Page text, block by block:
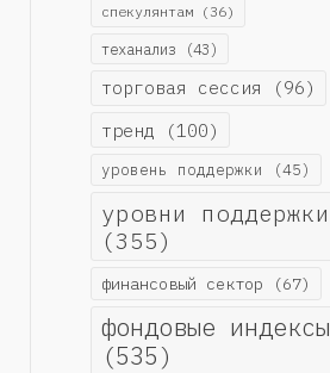
спекулянтам(36)
теханализ (43)
торговая сессия (96)
тренд (100)
уровень поддержки (45)
уровни поддержки
(355)
финансовый сектор (67)
фондовые индексы
(535)